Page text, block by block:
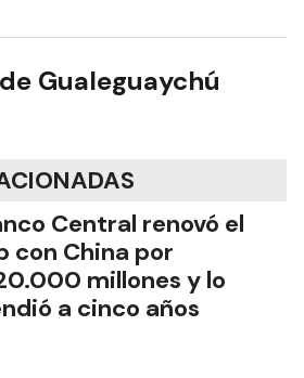
Gualeguaychú
Central renovó el
con China por
millones y lo
a cinco años